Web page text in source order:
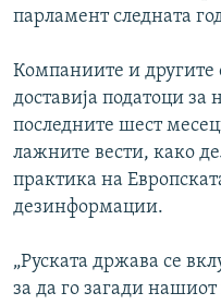
парламент следната
Компаниите и другите
доставија податоци за
последните шест
лажните вести, како
практика на
дезинформации.
„Руската држава се
за да го загади